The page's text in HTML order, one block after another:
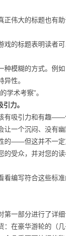
伟大的标题也有助
的标题表明读者可
模糊的方式。 例
性。
术考察”。
引力。
吸引力和有趣——
一个沉闷、没有
——但这并不一定
的受众，并对您的
编写符合这些标准
一部分进行了详细
在豪华游轮的（几